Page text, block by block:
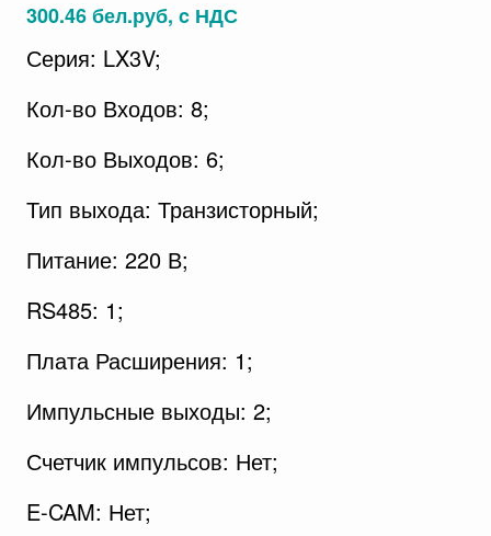
300.46 бел.руб, c НДС
Серия: LX3V;
Кол-во Входов: 8;
Кол-во Выходов: 6;
Тип выхода: Транзисторный;
Питание: 220 В;
RS485: 1;
Плата Расширения: 1;
Импульсные выходы: 2;
Счетчик импульсов: Нет;
E-CAM: Нет;